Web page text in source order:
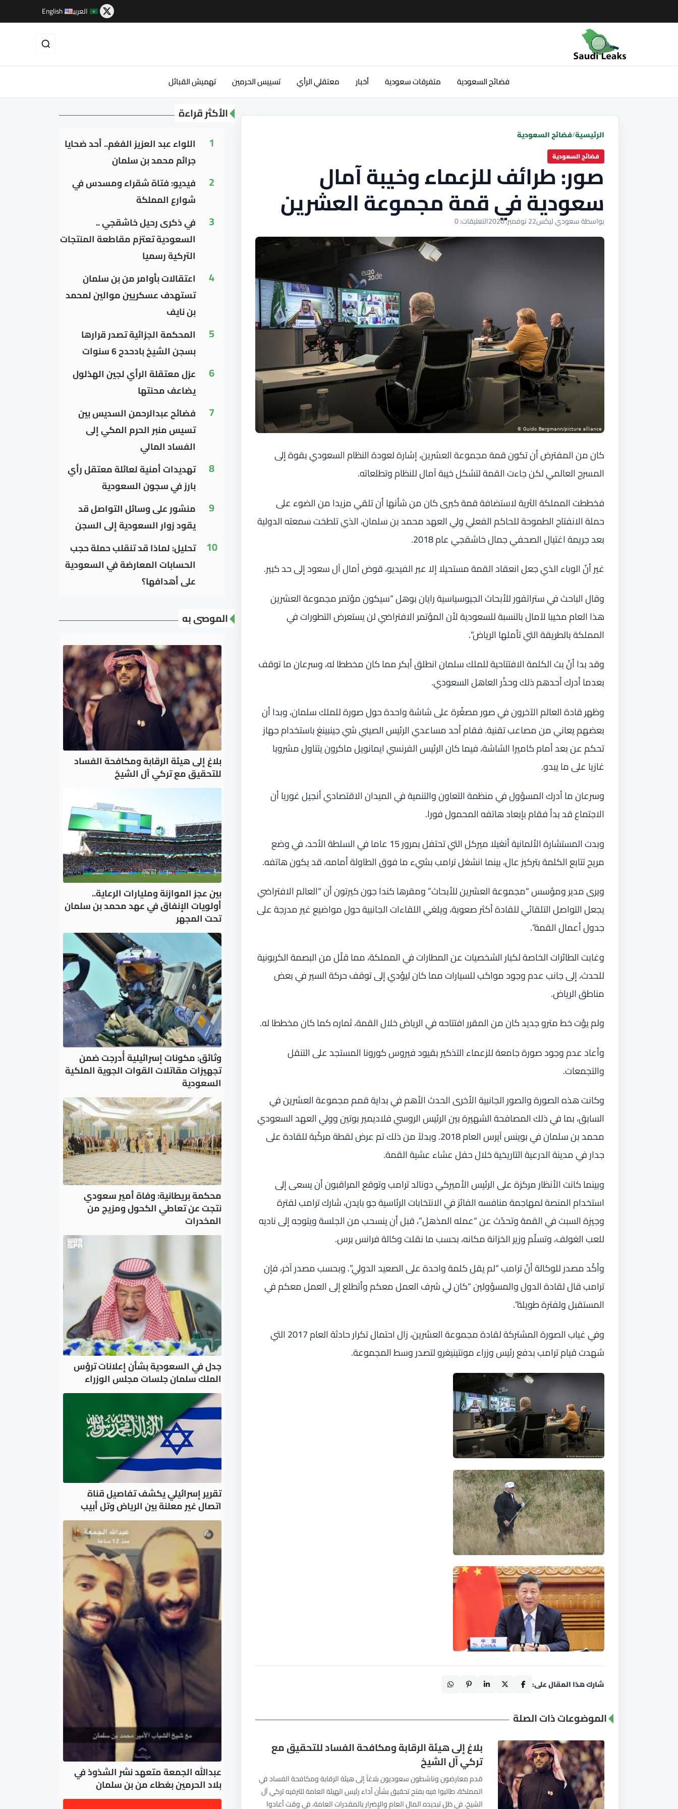
العربية English
فضائح السعودية متفرقات سعودية أخبار معتقلي الرأي تسييس الحرمين تهميش القبائل
الرئيسية/فضائح السعودية
فضائح السعودية
صور: طرائف للزعماء وخيبة آمال
سعودية في قمة مجموعة العشرين
بواسطة سعودي ليكس22 نوفمبر، 2020 التعليقات: 0
كان من المفترض أن تكون قمةمجموعة العشرين، إشارة لعودة النظام السعودي بقوة إلى
المسرح العالمي لكن جاءت القمة لتشكل خيبة آمال للنظام وتطلعاته.
فخططت المملكة الثرية لاستضافة قمة كبرى كان من شأنها أن تلقي مزيدا من الضوء على
حملة الانفتاح الطموحة للحاكم الفعلي ولي العهد محمد بن سلمان، الذي تلطخت سمعته الدولية
بعد جريمة اغتيال الصحفي جمال خاشقجي عام 2018.
غير أنّ الوباء الذي جعل انعقاد القمة مستحيلا إلا عبر الفيديو، قوض آمال آل سعود إلى حد كبير.
وقال الباحث في ستراتفور للأبحاث الجيوسياسية رايان بوهل “سيكون مؤتمر مجموعة العشرين
هذا العام مخيبا لآمال بالنسبة للسعودية لأن المؤتمر الافتراضي لن يستعرض التطورات في
المملكة بالطريقة التي تأملها الرياض”.
وقد بدا أنّ بث الكلمة الافتتاحية للملك سلمان انطلق أبكر مما كان مخططا له، وسرعان ما توقف
بعدما أدرك أحدهم ذلك وحذّر العاهل السعودي.
وظهر قادة العالم الآخرون في صور مصغّرة على شاشة واحدة حول صورة للملك سلمان، وبدا أن
بعضهم يعاني من مصاعب تقنية. فقام أحد مساعدي الرئيس الصيني شي جينبينغ باستخدام جهاز
تحكم عن بعد أمام كاميرا الشاشة، فيما كان الرئيس الفرنسي ايمانويل ماكرون يتناول مشروبا
غازيا على ما يبدو.
وسرعان ما أدرك المسؤول في منظمة التعاون والتنمية في الميدان الاقتصادي أنجيل غوريا أن
الاجتماع قد بدأ فقام بإبعاد هاتفه المحمول فورا.
وبدت المستشارة الألمانية أنغيلا ميركل التي تحتفل بمرور 15 عاما في السلطة الأحد، في وضع
مريح تتابع الكلمة بتركيز عال، بينما انشغل ترامب بشيء ما فوق الطاولة أمامه، قد يكون هاتفه.
ويرى مدير ومؤسس “مجموعة العشرين للأبحاث” ومقرها كندا جون كيرتون أن “العالم الافتراضي
يجعل التواصل التلقائي للقادة أكثر صعوبة، ويلغي اللقاءات الجانبية حول مواضيع غير مدرجة على
جدول أعمال القمة”.
وغابت الطائرات الخاصة لكبار الشخصيات عن المطارات في المملكة، مما قلّل من البصمة الكربونية
للحدث، إلى جانب عدم وجود مواكب للسيارات مما كان ليؤدي إلى توقف حركة السير في بعض
مناطق الرياض.
ولم يؤت خط مترو جديد كان من المقرر افتتاحه في الرياض خلال القمة، ثماره كما كان مخططا له.
وأعاد عدم وجود صورة جامعة للزعماء التذكير بقيود فيروس كورونا المستجد على التنقل
والتجمعات.
وكانت هذه الصورة والصور الجانبية الأخرى الحدث الأهم في بداية قمم مجموعة العشرين في
السابق، بما في ذلك المصافحة الشهيرة بين الرئيس الروسي فلاديمير بوتين وولي العهد السعودي
محمد بن سلمان في بوينس آيرس العام 2018. وبدلاً من ذلك تم عرض لقطة مركّبة للقادة على
جدار في مدينة الدرعية التاريخية خلال حفل عشاء عشية القمة.
وبينما كانت الأنظار مركزة على الرئيس الأميركي دونالد ترامب وتوقع المراقبون أن يسعى إلى
استخدام المنصة لمهاجمة منافسه الفائز في الانتخابات الرئاسية جو بايدن، شارك ترامب لفترة
وجيزة السبت في القمة وتحدّث عن “عمله المذهل”، قبل أن ينسحب من الجلسة ويتوجه إلى ناديه
للعب الغولف، وتسلّم وزير الخزانة مكانه، بحسب ما نقلت وكالة فرانس برس.
وأكّد مصدر للوكالة أنّ ترامب “لم يقل كلمة واحدة على الصعيد الدولي”. وبحسب مصدر آخر، فإن
ترامب قال لقادة الدول والمسؤولين “كان لي شرف العمل معكم وأتطلع إلى العمل معكم في
المستقبل ولفترة طويلة”.
وفي غياب الصورة المشتركة لقادة مجموعة العشرين، زال احتمال تكرار حادثة العام 2017 التي
شهدت قيام ترامب بدفع رئيس وزراء مونتينيغرو لتصدر وسط المجموعة.
شارك هذا المقال على:
الموضوعات ذات الصلة
بلاغ إلى هيئة الرقابة ومكافحة الفساد للتحقيق مع
تركي آل الشيخ
قدم معارضون وناشطون سعوديون بلاغاً إلى هيئة الرقابة ومكافحة الفساد في
المملكة، طالبوا فيه بفتح تحقيق بشأن أداء رئيس الهيئة العامة للترفيه تركي آل
الشيخ، في ظل تبديده المال العام والإضرار بالمقدرات العامة، في وقت أعادوا
الأكثر قراءة
1
اللواء عبد العزيز الفغم.. أحد ضحايا
جرائم محمد بن سلمان
2
فيديو: فتاة شقراء ومسدس في
شوارع المملكة
3
في ذكرى رحيل خاشقجي ..
السعودية تعتزم مقاطعة المنتجات
التركية رسميا
4
اعتقالات بأوامر من بن سلمان
تستهدف عسكريين موالين لمحمد
بن نايف
5
المحكمة الجزائية تصدر قرارها
بسجن الشيخ بادحدح 6 سنوات
6
عزل معتقلة الرأي لجين الهذلول
يضاعف محنتها
7
فضائح عبدالرحمن السديس بين
تسيس منبر الحرم المكي إلى
الفساد المالي
8
تهديدات أمنية لعائلة معتقل رأي
بارز في سجون السعودية
9
منشور على وسائل التواصل قد
يقود زوار السعودية إلى السجن
10
تحليل: لماذا قد تنقلب حملة حجب
الحسابات المعارضة في السعودية
على أهدافها؟
الموصى به
بلاغ إلى هيئة الرقابة ومكافحة الفساد
للتحقيق مع تركي آل الشيخ
بين عجز الموازنة ومليارات الرعاية..
أولويات الإنفاق في عهد محمد بن سلمان
تحت المجهر
وثائق: مكونات إسرائيلية أُدرجت ضمن
تجهيزات مقاتلات القوات الجوية الملكية
السعودية
محكمة بريطانية: وفاة أمير سعودي
نتجت عن تعاطي الكحول ومزيج من
المخدرات
جدل في السعودية بشأن إعلانات ترؤس
الملك سلمان جلسات مجلس الوزراء
تقرير إسرائيلي يكشف تفاصيل قناة
اتصال غير معلنة بين الرياض وتل أبيب
عبدالله الجمعة متعهد نشر الشذوذ في
بلاد الحرمين بغطاء من بن سلمان